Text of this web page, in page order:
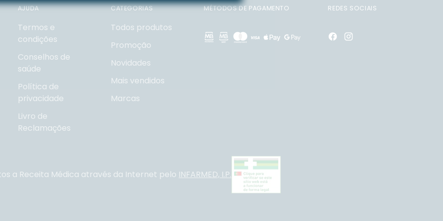
AJUDA
Termos e
condições
Conselhos de
saúde
Política de
privacidade
Livro de
Reclamações
CATEGORIAS
Todos produtos
Promoção
Novidades
Mais vendidos
Marcas
MÉTODOS DE PAGAMENTO REDES SOCIAIS
a Receita Médica através da Internet pelo INFARMED, I.P.